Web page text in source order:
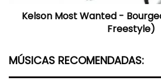
Kelson Most Wanted -
Freestyle)
MÚSICAS RECOMENDADAS: